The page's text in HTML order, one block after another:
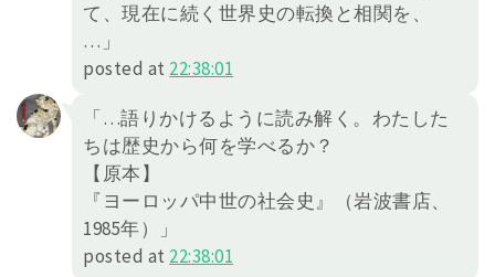
て、現在に続く世界史の転換と相関を、
…」
posted at 22:38:01
「…語りかけるように読み解く。わたした
ちは歴史から何を学べるか？
【原本】
『ヨーロッパ中世の社会史』（岩波書店、
1985年）」
posted at 22:38:01